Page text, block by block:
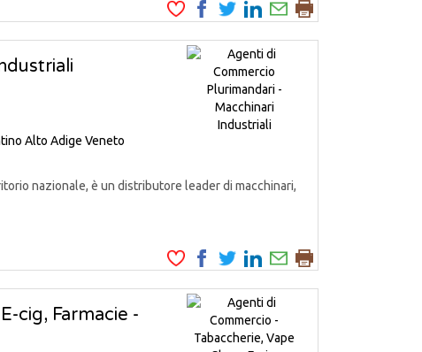
Alto Adige Veneto
nazionale, è un distributore leader di macchinari,
cig, Farmacie -